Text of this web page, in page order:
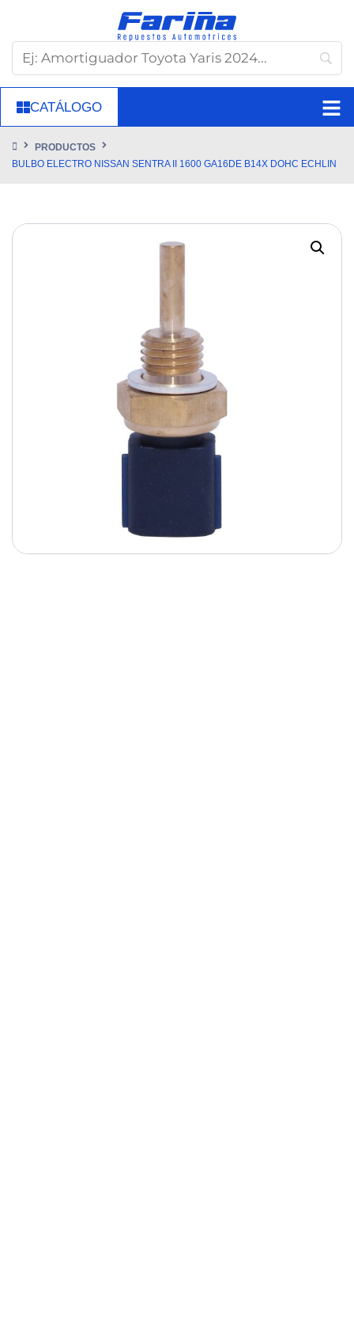
CATÁLOGO
PRODUCTOS
BULBO ELECTRO NISSAN SENTRA II 1600 GA16DE B14X DOHC ECHLIN